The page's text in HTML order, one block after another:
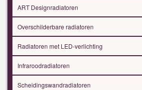
ART Designradiatoren
Overschilderbare radiatoren
Radiatoren met LED-verlichting
Infraroodradiatoren
Scheidingswandradiatoren